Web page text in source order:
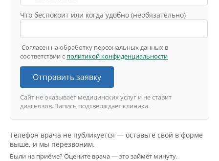
Что беспокоит или когда удобно (необязательно)
Согласен на обработку персональных данных в
соответствии с политикой конфиденциальности
Отправить заявку
Сайт не оказывает медицинских услуг и не ставит
диагнозов. Запись подтверждает клиника.
Телефон врача не публикуется — оставьте свой в форме
выше, и мы перезвоним.
Были на приёме? Оцените врача — это займёт минуту.